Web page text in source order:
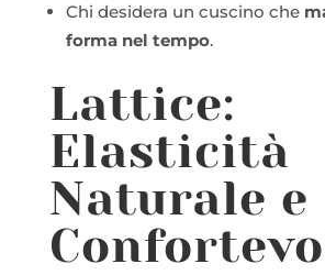
Chi desidera un cuscino che
forma nel tempo.
Lattice:
Elasticità
Naturale e